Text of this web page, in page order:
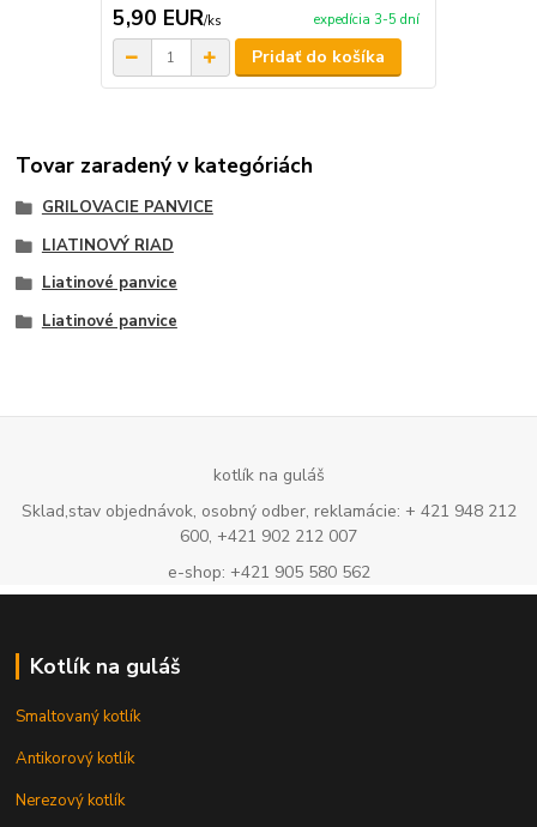
5,90 EUR/ks expedícia 3-5 dní
Pridať do košíka
Tovar zaradený v kategóriách
GRILOVACIE PANVICE
LIATINOVÝ RIAD
Liatinové panvice
Liatinové panvice
kotlík na guláš
Sklad,stav objednávok, osobný odber, reklamácie: + 421 948 212
600, +421 902 212 007
e-shop: +421 905 580 562
Kotlík na guláš
Smaltovaný kotlík
Antikorový kotlík
Nerezový kotlík